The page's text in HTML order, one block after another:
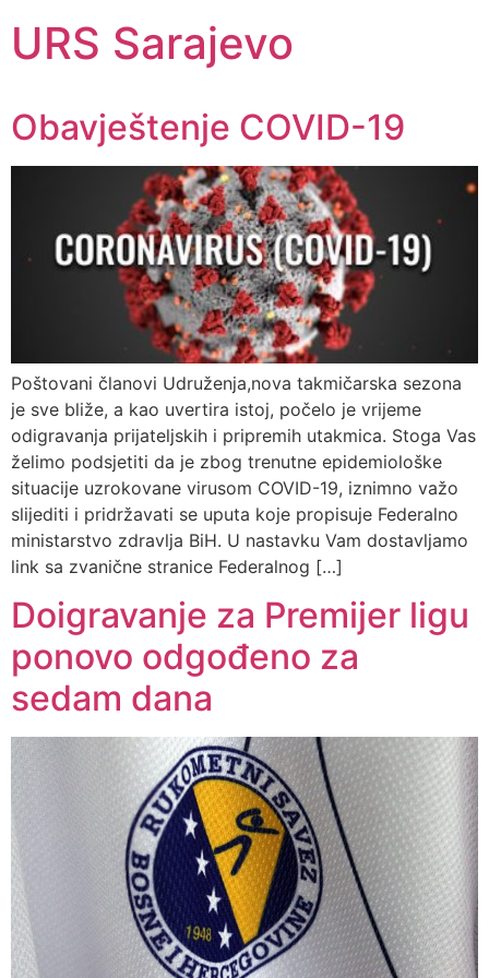
URS Sarajevo
Obavještenje COVID-19
Poštovani članovi Udruženja,nova takmičarska sezona
je sve bliže, a kao uvertira istoj, počelo je vrijeme
odigravanja prijateljskih i pripremih utakmica. Stoga Vas
želimo podsjetiti da je zbog trenutne epidemiološke
situacije uzrokovane virusom COVID-19, iznimno važo
slijediti i pridržavati se uputa koje propisuje Federalno
ministarstvo zdravlja BiH. U nastavku Vam dostavljamo
link sa zvanične stranice Federalnog […]
Doigravanje za Premijer ligu
ponovo odgođeno za
sedam dana